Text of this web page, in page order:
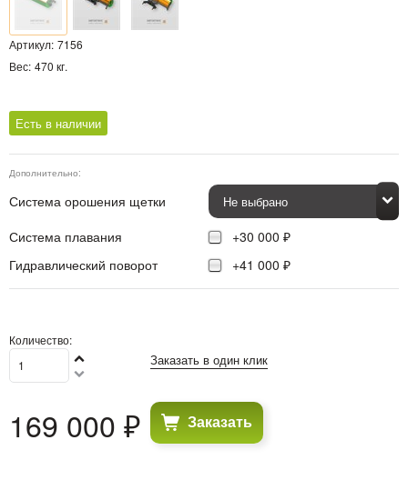
Артикул: 7156
Вес: 470 кг.
Есть в наличии
Дополнительно:
Система орошения щетки
Система плавания
+30 000 ₽
Гидравлический поворот
+41 000 ₽
Количество:
169 000 ₽
Заказать в один клик
Заказать